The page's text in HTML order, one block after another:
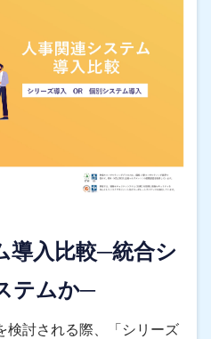
導入比較─統合シ
テムか─
検討される際、「シリーズ